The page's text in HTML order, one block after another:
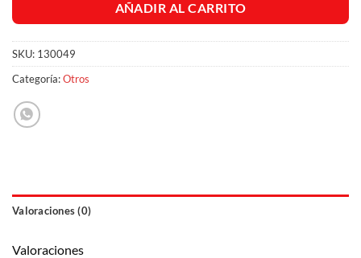
AÑADIR AL CARRITO
SKU: 130049
Categoría:Otros
Valoraciones (0)
Valoraciones